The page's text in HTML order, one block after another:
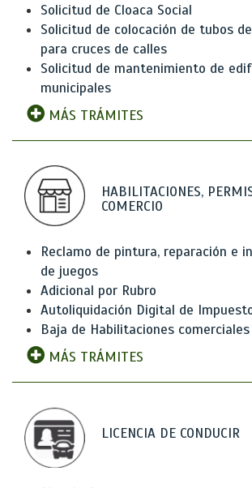
Solicitud de Cloaca Social
Solicitud de colocación de tubos
para cruces de calles
Solicitud de mantenimiento de
municipales
MÁS TRÁMITES
HABILITACIONES,
COMERCIO
Reclamo de pintura, reparación e
de juegos
Adicional por Rubro
Autoliquidación Digital de
Baja de Habilitaciones comerciales
MÁS TRÁMITES
LICENCIA DE CONDUCIR